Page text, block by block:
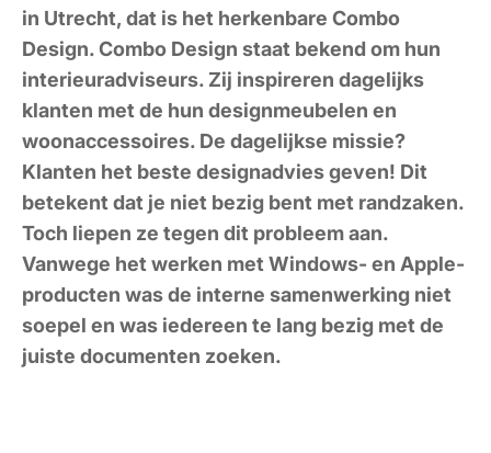
in Utrecht, dat is het herkenbare Combo
Design. Combo Design staat bekend om hun
interieuradviseurs. Zij inspireren dagelijks
klanten met de hun designmeubelen en
woonaccessoires. De dagelijkse missie?
Klanten het beste designadvies geven! Dit
betekent dat je niet bezig bent met randzaken.
Toch liepen ze tegen dit probleem aan.
Vanwege het werken met Windows- en Apple-
producten was de interne samenwerking niet
soepel en was iedereen te lang bezig met de
juiste documenten zoeken.